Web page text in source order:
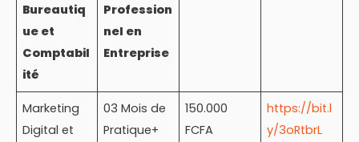
Bureautiq
ue et
Comptabil
ité
Profession
nel en
Entreprise
Marketing
Digital et
03 Mois de
Pratique+
150.000
FCFA
https://bit.l
y/3oRtbrL